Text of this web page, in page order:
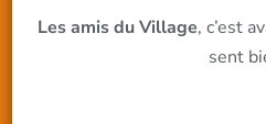
Les amis du Village, c’est
sent